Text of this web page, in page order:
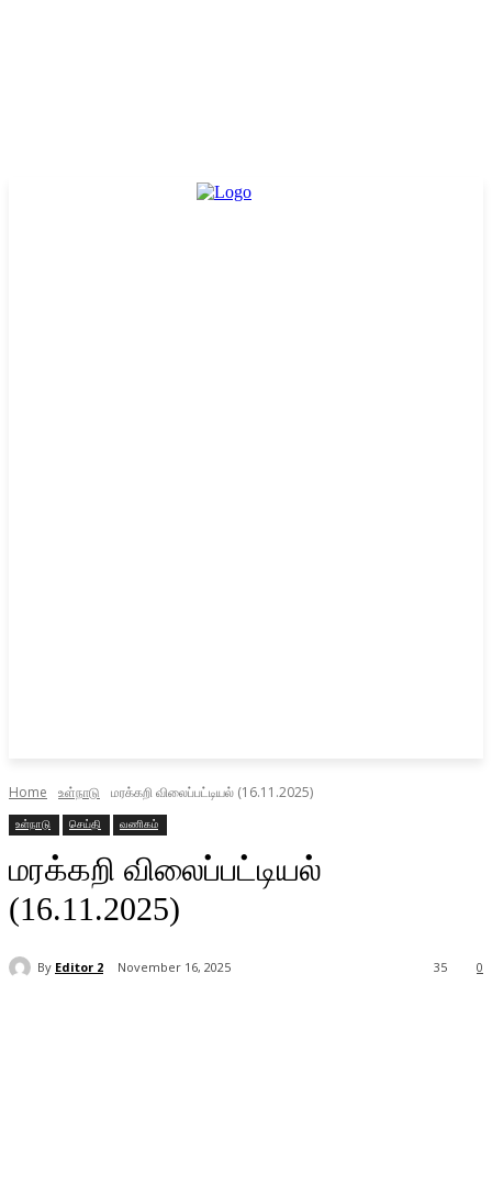
Home உள்நாடு மரக்கறி விலைப்பட்டியல் (16.11.2025)
உள்நாடு செய்தி வணிகம்
மரக்கறி விலைப்பட்டியல்
(16.11.2025)
By Editor 2 November 16, 2025 0
35